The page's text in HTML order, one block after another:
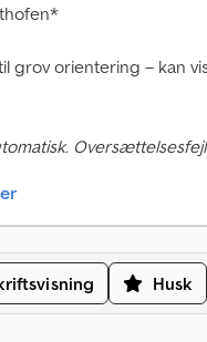
grov orientering – kan
Husk